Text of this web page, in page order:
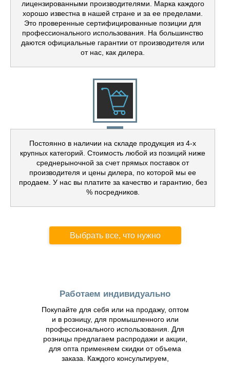
лицензированными производителями. Марка каждого
хорошо известна в нашей стране и за ее пределами.
Это проверенные сертифицированные позиции для
профессионального использования. На большинство
даются официальные гарантии от производителя или
от нас, как дилера.
Постоянно в наличии на складе продукция из 4-х
крупных категорий. Стоимость любой из позиций ниже
среднерыночной за счет прямых поставок от
производителя и цены дилера, по которой мы ее
продаем. У нас вы платите за качество и гарантию, без
% посредников.
Выбрать все, что нужно
Работаем индивидуально
Покупайте для себя или на продажу, оптом
и в розницу, для промышленного или
профессионального использования. Для
розницы предлагаем распродажи и акции,
для опта применяем скидки от объема
заказа. Каждого консультируем,